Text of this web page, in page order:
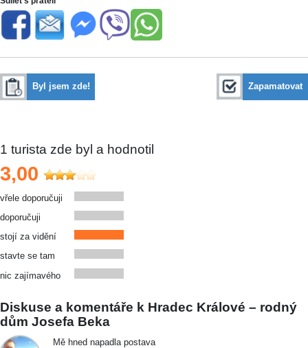
Byl jsem zde! Zapamatovat
1 turista zde byl a hodnotil
3,00
vřele doporučuji
doporučuji
stojí za vidění
stavte se tam
nic zajímavého
Diskuse a komentáře k Hradec Králové – rodný
dům Josefa Beka
Mě hned napadla postava